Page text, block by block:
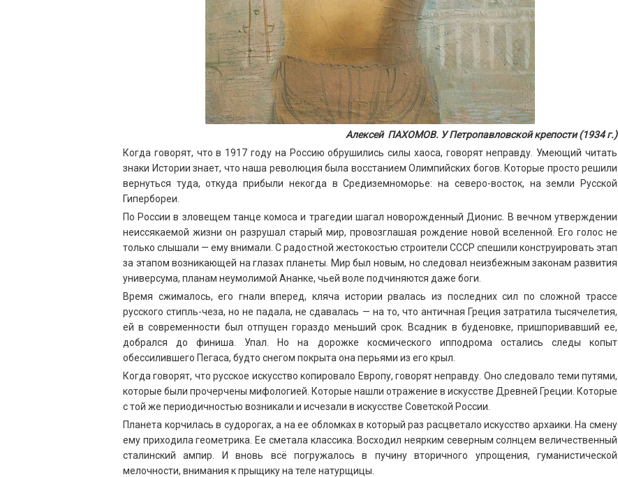
Алексей ПАХОМОВ. У Петропавловской крепости (1934 г.)
Когда говорят, что в 1917 году на Россию обрушились силы хаоса, говорят неправду. Умеющий читать
знаки Истории знает, что наша революция была восстанием Олимпийских богов. Которые просто решили
вернуться туда, откуда прибыли некогда в Средиземноморье: на северо-восток, на земли Русской
Гипербореи.
По России в зловещем танце комоса и трагедии шагал новорожденный Дионис. В вечном утверждении
неиссякаемой жизни он разрушал старый мир, провозглашая рождение новой вселенной. Его голос не
только слышали — ему внимали. С радостной жестокостью строители СССР спешили конструировать этап
за этапом возникающей на глазах планеты. Мир был новым, но следовал неизбежным законам развития
универсума, планам неумолимой Ананке, чьей воле подчиняются даже боги.
Время сжималось, его гнали вперед, кляча истории рвалась из последних сил по сложной трассе
русского стипль-чеза, но не падала, не сдавалась — на то, что античная Греция затратила тысячелетия,
ей в современности был отпущен гораздо меньший срок. Всадник в буденовке, пришпоривавший ее,
добрался до финиша. Упал. Но на дорожке космического ипподрома остались следы копыт
обессилившего Пегаса, будто снегом покрыта она перьями из его крыл.
Когда говорят, что русское искусство копировало Европу, говорят неправду. Оно следовало теми путями,
которые были прочерчены мифологией. Которые нашли отражение в искусстве Древней Греции. Которые
с той же периодичностью возникали и исчезали в искусстве Советской России.
Планета корчилась в судорогах, а на ее обломках в который раз расцветало искусство архаики. На смену
ему приходила геометрика. Ее сметала классика. Восходил неярким северным солнцем величественный
сталинский ампир. И вновь всё погружалось в пучину вторичного упрощения, гуманистической
мелочности, внимания к прыщику на теле натурщицы.